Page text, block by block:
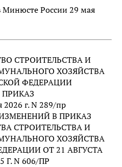
Минюсте России 29 мая
СТРОИТЕЛЬСТВА И
ХОЗЯЙСТВА
ФЕДЕРАЦИИ
ПРИКАЗ
2026 г. N 289/пр
В ПРИКАЗ
СТРОИТЕЛЬСТВА И
ХОЗЯЙСТВА
ОТ 21 АВГУСТА
Г. N 606/ПР